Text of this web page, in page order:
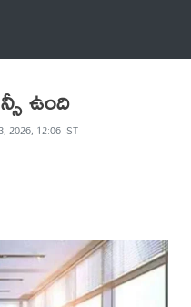
ఉంది
2026, 12:06 IST